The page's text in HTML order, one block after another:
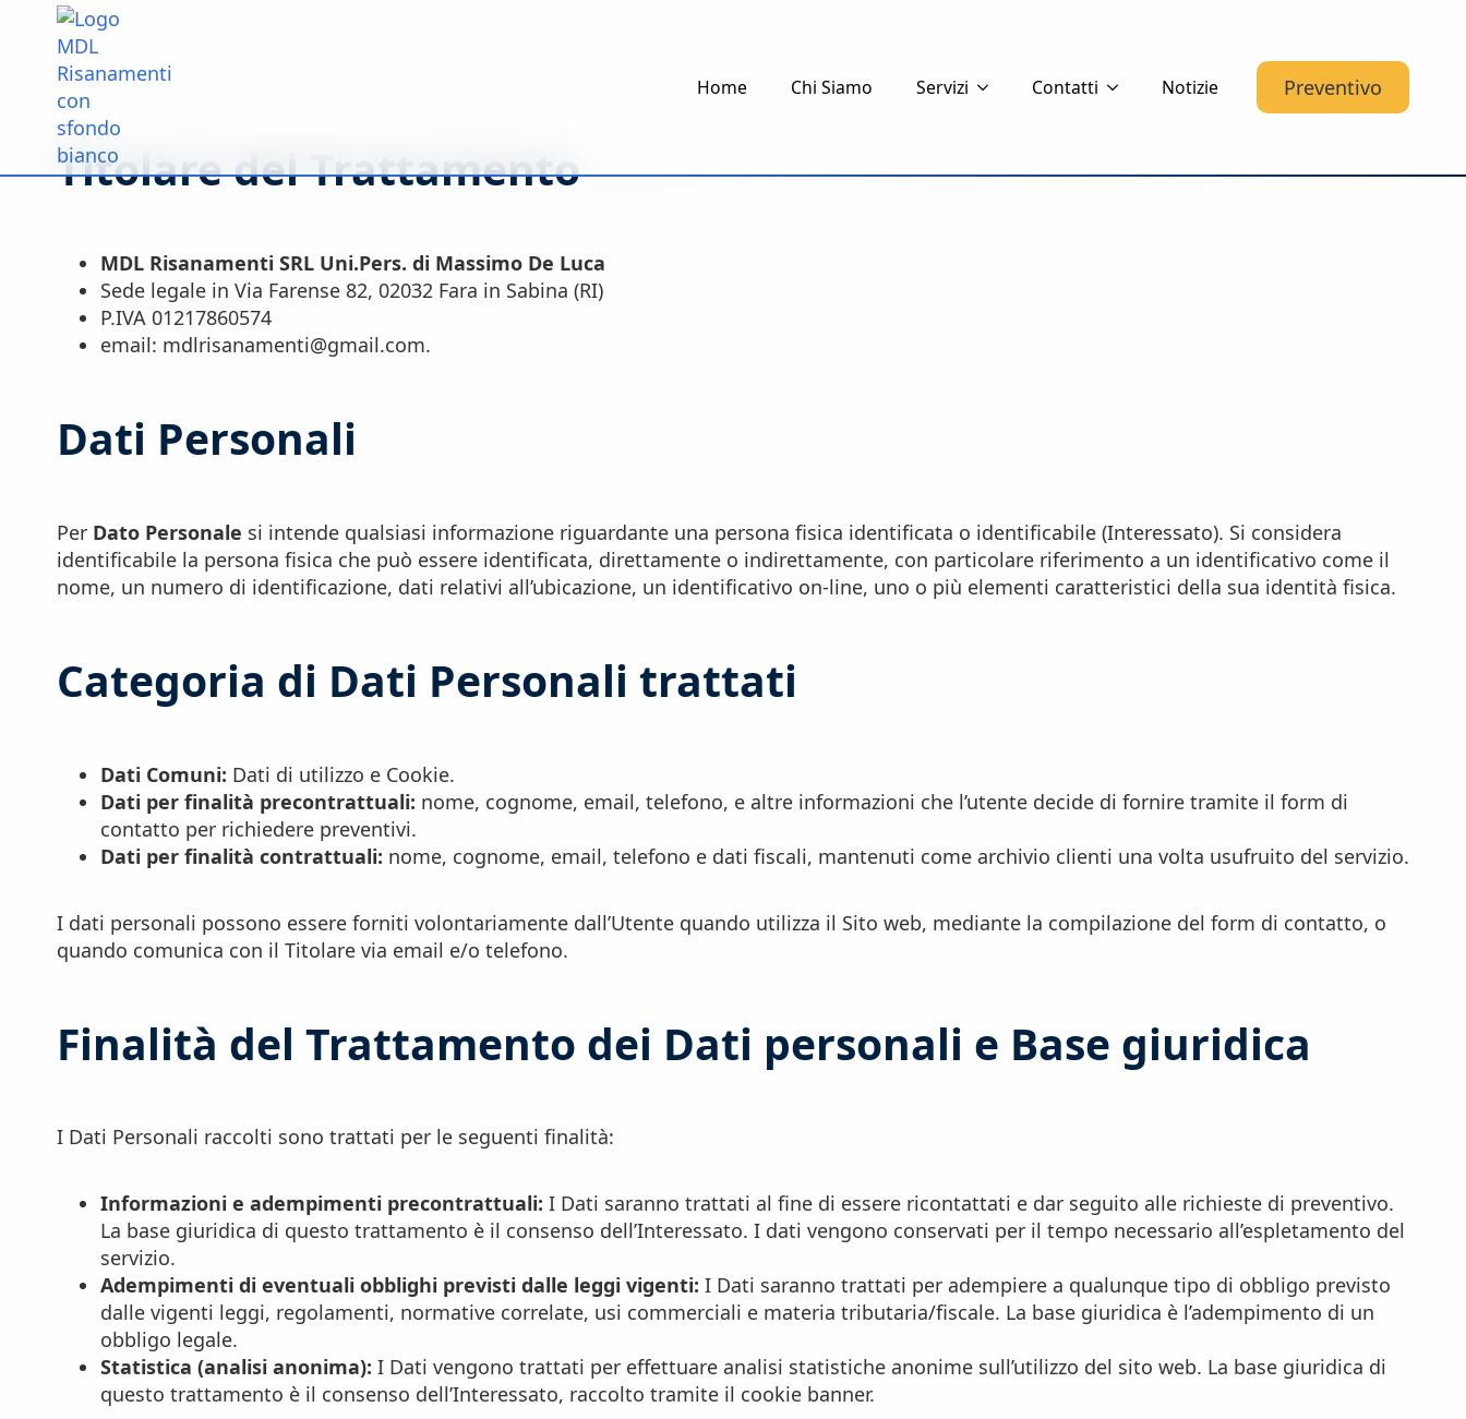
Home Chi Siamo Servizi Contatti Notizie Preventivo
Titolare del Trattamento
MDL Risanamenti SRL Uni.Pers. di Massimo De Luca
Sede legale in Via Farense 82, 02032 Fara in Sabina (RI)
P.IVA 01217860574
email: mdlrisanamenti@gmail.com.
Dati Personali
Per Dato Personale si intende qualsiasi informazione riguardante una persona fisica identificata o identificabile (Interessato). Si considera
identificabile la persona fisica che può essere identificata, direttamente o indirettamente, con particolare riferimento a un identificativo come il
nome, un numero di identificazione, dati relativi all’ubicazione, un identificativo on-line, uno o più elementi caratteristici della sua identità fisica.
Categoria di Dati Personali trattati
Dati Comuni: Dati di utilizzo e Cookie.
Dati per finalità precontrattuali: nome, cognome, email, telefono, e altre informazioni che l’utente decide di fornire tramite il form di
contatto per richiedere preventivi.
Dati per finalità contrattuali: nome, cognome, email, telefono e dati fiscali, mantenuti come archivio clienti una volta usufruito del servizio.
I dati personali possono essere forniti volontariamente dall’Utente quando utilizza il Sito web, mediante la compilazione del form di contatto, o
quando comunica con il Titolare via email e/o telefono.
Finalità del Trattamento dei Dati personali e Base giuridica
I Dati Personali raccolti sono trattati per le seguenti finalità:
Informazioni e adempimenti precontrattuali: I Dati saranno trattati al fine di essere ricontattati e dar seguito alle richieste di preventivo.
La base giuridica di questo trattamento è il consenso dell’Interessato. I dati vengono conservati per il tempo necessario all’espletamento del
servizio.
Adempimenti di eventuali obblighi previsti dalle leggi vigenti: I Dati saranno trattati per adempiere a qualunque tipo di obbligo previsto
dalle vigenti leggi, regolamenti, normative correlate, usi commerciali e materia tributaria/fiscale. La base giuridica è l’adempimento di un
obbligo legale.
Statistica (analisi anonima): I Dati vengono trattati per effettuare analisi statistiche anonime sull’utilizzo del sito web. La base giuridica di
questo trattamento è il consenso dell’Interessato, raccolto tramite il cookie banner.